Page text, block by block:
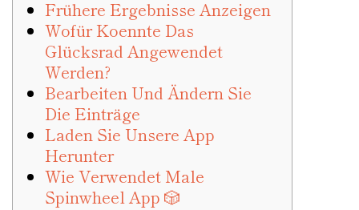
Frühere Ergebnisse Anzeigen
Wofür Koennte Das
Glücksrad Angewendet
Werden?
Bearbeiten Und Ändern Sie
Die Einträge
Laden Sie Unsere App
Herunter
Wie Verwendet Male
Spinwheel App 🎲